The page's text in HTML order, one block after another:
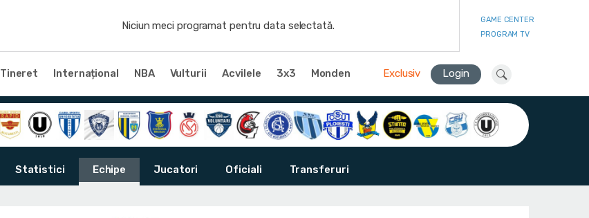
Niciun meci programat pentru data selectată.
GAME CENTER
PROGRAM TV
Tineret Internațional NBA Vulturii Acvilele 3x3 Monden Exclusiv Login
Statistici Echipe Jucatori Oficiali Transferuri